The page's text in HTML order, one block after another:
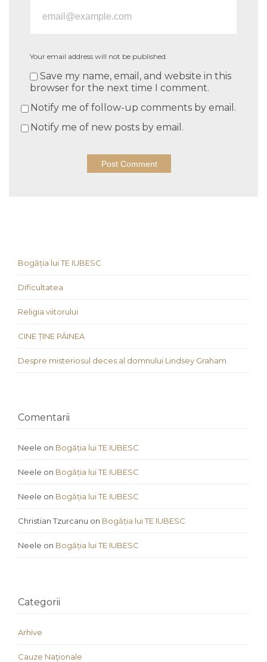
Your email address will not be published.
Save my name, email, and website in this
browser for the next time I comment.
Notify me of follow-up comments by email.
Notify me of new posts by email.
Bogăția lui TE IUBESC
Dificultatea
Religia viitorului
CINE ȚINE PÂINEA
Despre misteriosul deces al domnului Lindsey Graham
Comentarii
Neele on Bogăția lui TE IUBESC
Neele on Bogăția lui TE IUBESC
Neele on Bogăția lui TE IUBESC
Christian Tzurcanu on Bogăția lui TE IUBESC
Neele on Bogăția lui TE IUBESC
Categorii
Arhive
Cauze Naţionale